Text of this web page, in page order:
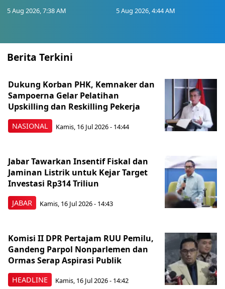
5 Aug 2026, 7:38 AM 5 Aug 2026, 4:44 AM
Berita Terkini
NASIONAL
Dukung Korban PHK, Kemnaker dan
Sampoerna Gelar Pelatihan
Upskilling dan Reskilling Pekerja
Kamis, 16 Jul 2026 - 14:44
JABAR
Jabar Tawarkan Insentif Fiskal dan
Jaminan Listrik untuk Kejar Target
Investasi Rp314 Triliun
Kamis, 16 Jul 2026 - 14:43
HEADLINE
Komisi II DPR Pertajam RUU Pemilu,
Gandeng Parpol Nonparlemen dan
Ormas Serap Aspirasi Publik
Kamis, 16 Jul 2026 - 14:42